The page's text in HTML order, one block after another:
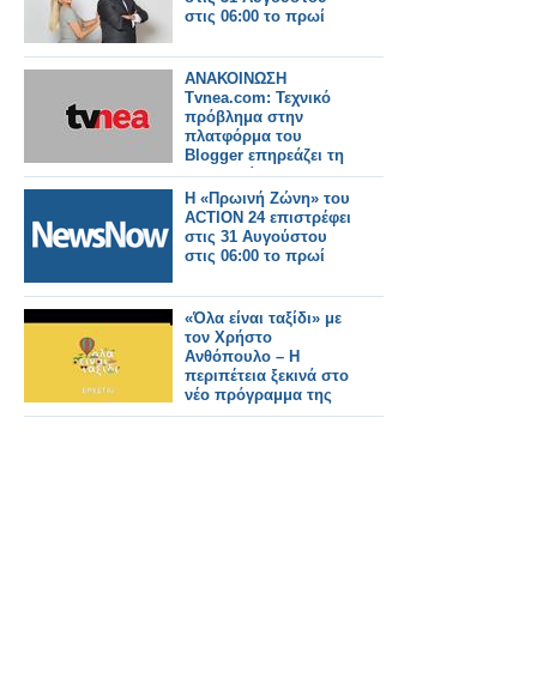
στις 06:00 το πρωί
ΑΝΑΚΟΙΝΩΣΗ
Tvnea.com: Τεχνικό
πρόβλημα στην
πλατφόρμα του
Blogger επηρεάζει τη
λειτουργία της
ιστοσελίδας
Η «Πρωινή Ζώνη» του
ACTION 24 επιστρέφει
στις 31 Αυγούστου
στις 06:00 το πρωί
«Όλα είναι ταξίδι» με
τον Χρήστο
Ανθόπουλο – Η
περιπέτεια ξεκινά στο
νέο πρόγραμμα της
ΕΡΤ